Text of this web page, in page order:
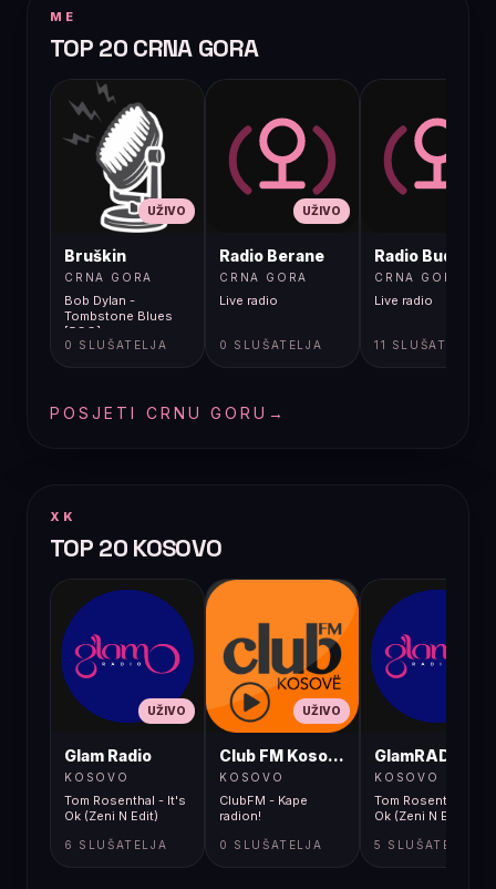
ME
TOP 20 CRNA GORA
UŽIVO
Bruškin
CRNA GORA
Bob Dylan -
Tombstone Blues
[5GG]
0 SLUŠATELJA
UŽIVO
Radio Berane
CRNA GORA
Live radio
0 SLUŠATELJA
Radio Budva
CRNA GORA
Live radio
11 SLUŠATELJA
POSJETI CRNU GORU →
XK
TOP 20 KOSOVO
UŽIVO
Glam Radio
KOSOVO
Tom Rosenthal - It's
Ok (Zeni N Edit)
6 SLUŠATELJA
UŽIVO
Club FM Kosovë
KOSOVO
ClubFM - Kape
radion!
0 SLUŠATELJA
GlamRADIO
KOSOVO
Tom Rosenthal - It's
Ok (Zeni N Edit)
5 SLUŠATELJA